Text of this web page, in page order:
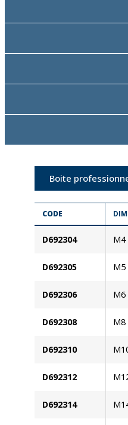
Boite
CODE
D692304 M4
D692305 M5
D692306 M6
D692308 M8
D692310
D692312
D692314